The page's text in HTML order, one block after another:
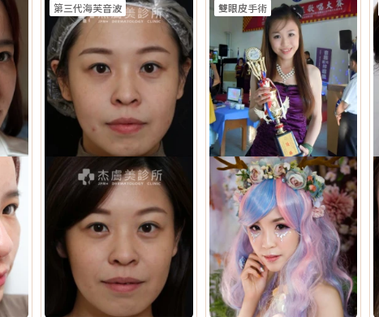
第三代海芙音波 雙眼皮手術